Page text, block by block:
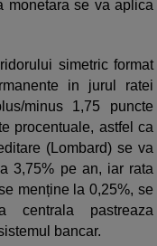
monetara se va aplica
simetric format
in jurul ratei
minus 1,75 puncte
procentuale, astfel ca
(Lombard) se va
3,75% pe an, iar rata
menține la 0,25%, se
pastreaza
bancar.